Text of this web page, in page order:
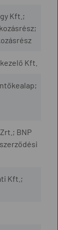
Kft.;
Kft.
BNP
Kft.;